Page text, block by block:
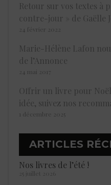
Retour sur vos textes à
contre-jour » de Gaëlle
24 février 2022
Marie-Hélène Lafon
de l’Annonce
24 mai 2017
Offrir un livre pour
idée, suivez nos
1 décembre 2025
ARTICLES
Nos livres de l’été !
25 juillet 2026